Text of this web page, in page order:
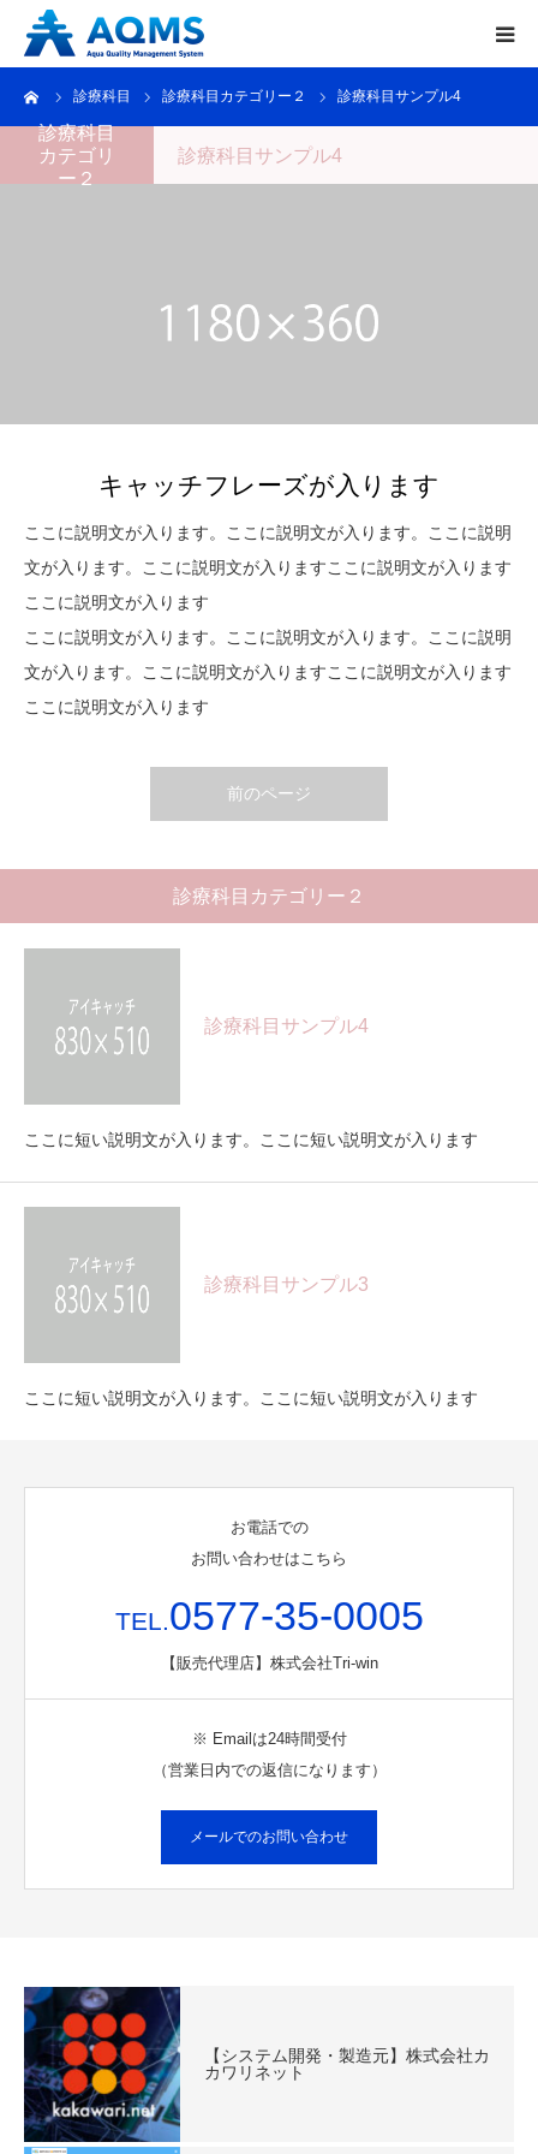
診療科目 診療科目カテゴリー２ 診療科目サンプル4
診療科目
カテゴリ
ー２
診療科目サンプル4
キャッチフレーズが入ります
ここに説明文が入ります。ここに説明文が入ります。ここに説明
文が入ります。ここに説明文が入りますここに説明文が入ります
ここに説明文が入ります
ここに説明文が入ります。ここに説明文が入ります。ここに説明
文が入ります。ここに説明文が入りますここに説明文が入ります
ここに説明文が入ります
前のページ
診療科目カテゴリー２
診療科目サンプル4
ここに短い説明文が入ります。ここに短い説明文が入ります
診療科目サンプル3
ここに短い説明文が入ります。ここに短い説明文が入ります
お電話での
お問い合わせはこちら
TEL.0577-35-0005
【販売代理店】株式会社Tri-win
※ Emailは24時間受付
（営業日内での返信になります）
メールでのお問い合わせ
【システム開発・製造元】株式会社カ
カワリネット
TOP
メリット
お問い合わせ